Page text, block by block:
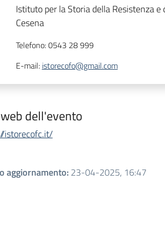
Istituto per la Storia della Resistenza
Cesena
Telefono:0543 28 999
E-mail: istorecofo@gmail.com
dell'evento
istorecofc.it/
aggiornamento:23-04-2025, 16:47